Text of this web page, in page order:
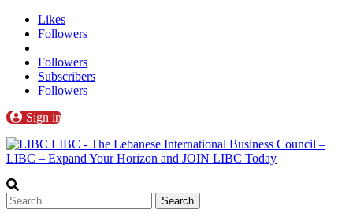
Likes
Followers
Followers
Subscribers
Followers
Sign in
LIBC - The Lebanese International Business Council –
LIBC – Expand Your Horizon and JOIN LIBC Today